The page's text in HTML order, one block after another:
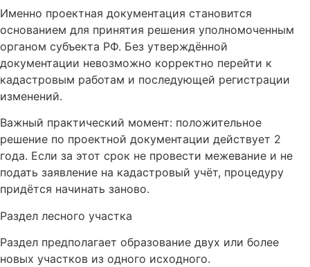
Именно проектная документация становится
основанием для принятия решения уполномоченным
органом субъекта РФ. Без утверждённой
документации невозможно корректно перейти к
кадастровым работам и последующей регистрации
изменений.
Важный практический момент: положительное
решение по проектной документации действует 2
года. Если за этот срок не провести межевание и не
подать заявление на кадастровый учёт, процедуру
придётся начинать заново.
Раздел лесного участка
Раздел предполагает образование двух или более
новых участков из одного исходного.